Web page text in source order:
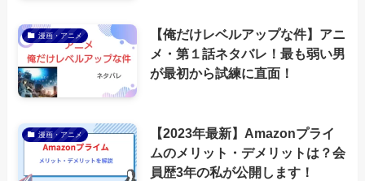
漫画・アニメ
【俺だけレベルアップな件】アニ
メ・第１話ネタバレ！最も弱い男
が最初から試練に直面！
漫画・アニメ
【2023年最新】Amazonプライ
ムのメリット・デメリットは？会
員歴3年の私が公開します！